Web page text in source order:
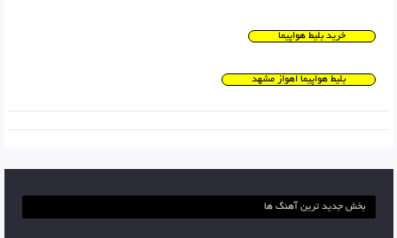
خرید بلیط هواپیما
بلیط هواپیما اهواز مشهد
بخش جدید ترین آهنگ ها